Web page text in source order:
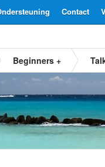
Contact
Beginners +